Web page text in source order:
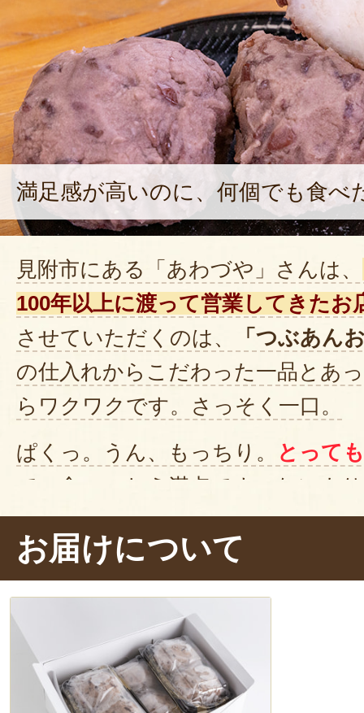
娘夫婦がおはぎが大好きで、コロ
えないのでおはぎを娘夫婦にと頼
味しいと大変喜んでくれました。
す。
2021年03月08
この度はご購入いただきまし
ました。
お客様のお声が何よりの励みと
員皆でこちらの投稿を拝見いた
この度のご注文まことにありが
た。
またのご利用をお待ちしており
2021年04月
満足感が高いのに、何個でも食べ
見附市にある「あわづや」さんは、
100年以上に渡って営業してきたお
させていただくのは、
「つぶあん
の仕入れからこだわった一品とあ
らワクワクです。さっそく一口。
ぱくっ。うん、もっちり。
とって
で、食べごたえ満点です。なによ
い！甘さひかえめの上品な味わい
ても芳醇に仕上がっています。
お届けについて